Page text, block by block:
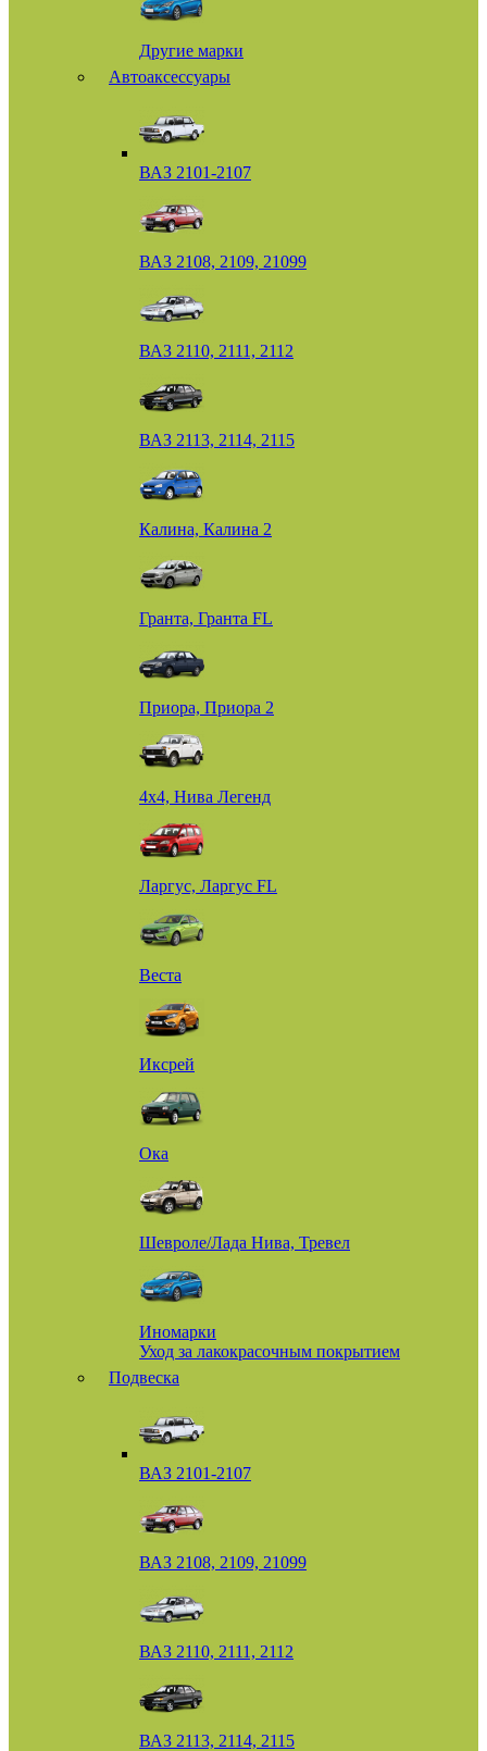
Другие марки
Автоаксессуары
ВАЗ 2101-2107
ВАЗ 2108, 2109, 21099
ВАЗ 2110, 2111, 2112
ВАЗ 2113, 2114, 2115
Калина, Калина 2
Гранта, Гранта FL
Приора, Приора 2
4х4, Нива Легенд
Ларгус, Ларгус FL
Веста
Иксрей
Ока
Шевроле/Лада Нива, Тревел
Иномарки
Уход за лакокрасочным покрытием
Подвеска
ВАЗ 2101-2107
ВАЗ 2108, 2109, 21099
ВАЗ 2110, 2111, 2112
ВАЗ 2113, 2114, 2115